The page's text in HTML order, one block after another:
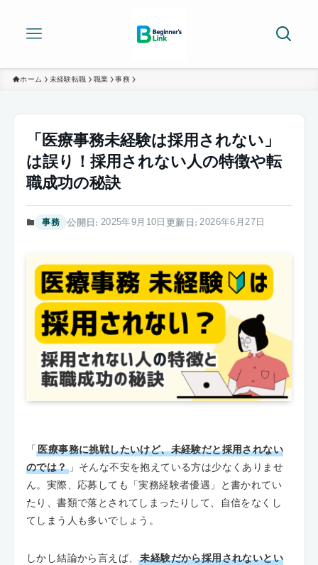
ホーム 未経験転職 職業 事務
「医療事務未経験は採用されない」
は誤り！採用されない人の特徴や転
職成功の秘訣
事務 2025年9月10日 2026年6月27日
「医療事務に挑戦したいけど、未経験だと採用されない
のでは？」そんな不安を抱えている方は少なくありませ
ん。実際、応募しても「実務経験者優遇」と書かれてい
たり、書類で落とされてしまったりして、自信をなくし
てしまう人も多いでしょう。
しかし結論から言えば、未経験だから採用されないとい